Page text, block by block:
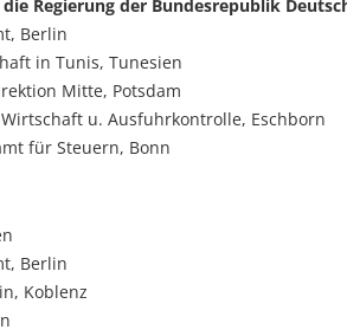
Regierung der Bundesrepublik
Berlin
in Tunis, Tunesien
Mitte, Potsdam
u. Ausfuhrkontrolle, Eschborn
für Steuern, Bonn
Berlin
Koblenz